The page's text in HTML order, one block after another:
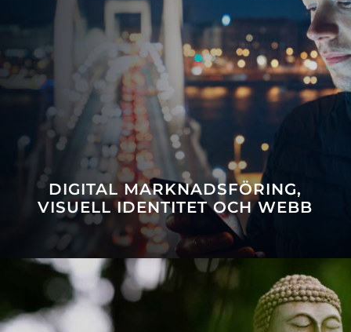
DIGITAL MARKNADSFÖRING,
VISUELL IDENTITET OCH WEBB